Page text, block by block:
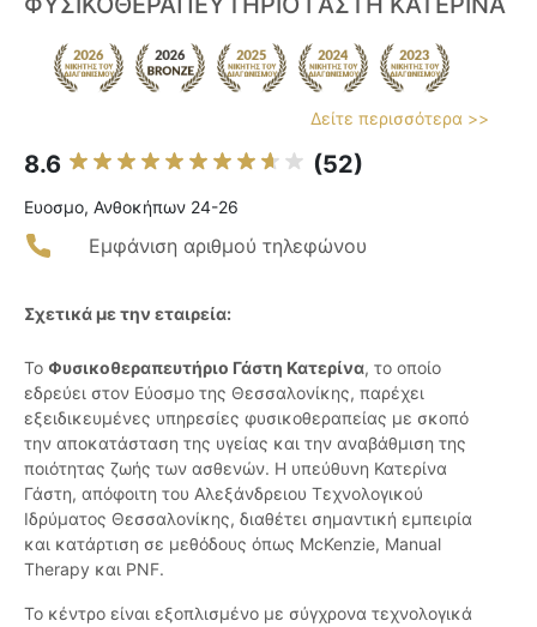
Δείτε περισσότερα >>
8.6 (52)
Ευοσμο, Ανθοκήπων 24-26
Εμφάνιση αριθμού τηλεφώνου
Σχετικά με την εταιρεία:
Το Φυσικοθεραπευτήριο Γάστη Κατερίνα, το οποίο
εδρεύει στον Εύοσμο της Θεσσαλονίκης, παρέχει
εξειδικευμένες υπηρεσίες φυσικοθεραπείας με σκοπό
την αποκατάσταση της υγείας και την αναβάθμιση της
ποιότητας ζωής των ασθενών. Η υπεύθυνη Κατερίνα
Γάστη, απόφοιτη του Αλεξάνδρειου Τεχνολογικού
Ιδρύματος Θεσσαλονίκης, διαθέτει σημαντική εμπειρία
και κατάρτιση σε μεθόδους όπως McKenzie, Manual
Therapy και PNF.
Το κέντρο είναι εξοπλισμένο με σύγχρονα τεχνολογικά